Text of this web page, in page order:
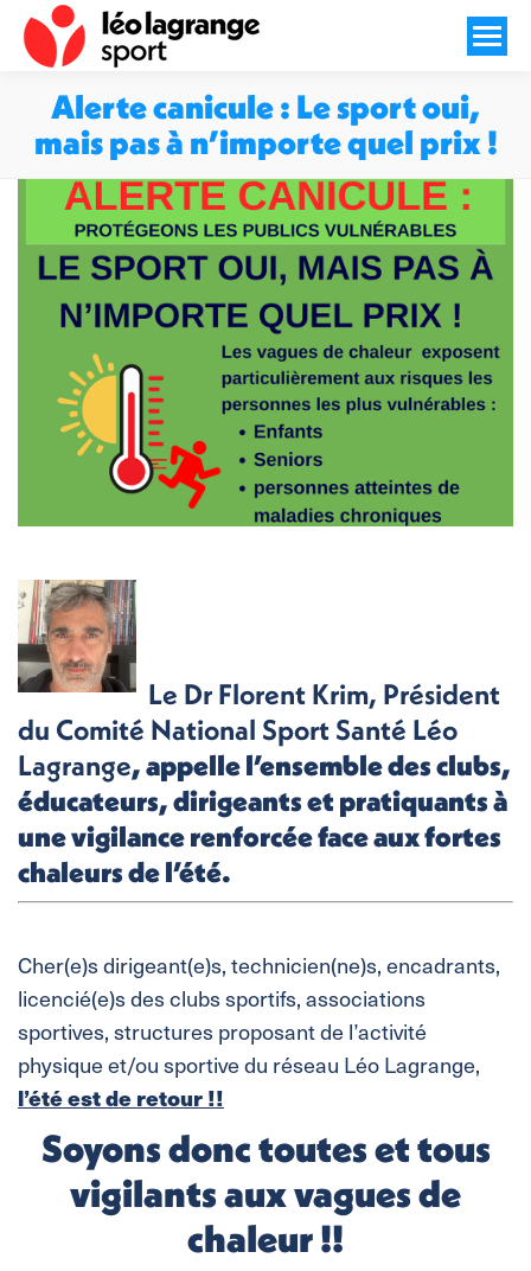
Alerte canicule : Le sport oui,
mais pas à n’importe quel prix !
Vous êtes ici :
Le Dr Florent Krim, Président
du Comité National Sport Santé Léo
Lagrange, appelle l’ensemble des clubs,
éducateurs, dirigeants et pratiquants à
une vigilance renforcée face aux fortes
chaleurs de l’été.
Cher(e)s dirigeant(e)s, technicien(ne)s, encadrants,
licencié(e)s des clubs sportifs, associations
sportives, structures proposant de l’activité
physique et/ou sportive du réseau Léo Lagrange,
l’été est de retour !!
Soyons donc toutes et tous
vigilants aux vagues de
chaleur !!